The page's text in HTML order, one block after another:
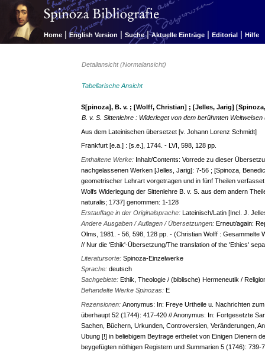
Home | English Version | Suche | Aktuelle Einträge | Editorial | Hilfe
Detailansicht (Normalansicht)
Tabellarische Ansicht
S[pinoza], B. v. ; [Wolff, Christian] ; [Jelles, Jarig]
B. v. S. Sittenlehre : Widerleget von dem berühmten
Aus dem Lateinischen übersetzet [v. Johann Lorenz Schmidt]
Frankfurt [e.a.] : [s.e.], 1744. - LVI, 598, 128 pp.
Enthaltene Werke: Inhalt/Contents: Vorrede zu dieser
nachgelassenen Werken [Jelles, Jarig]: 7-56 ; [Spinoza,
geometrischer Lehrart vorgetragen und in fünf Theilen
Wolfs Widerlegung der Sittenlehre B. v. S. aus dem andern
naturalis; 1737] genommen: 1-128
Erstauflage in der Originalsprache:Lateinisch/Latin [Incl. J.
Andere Ausgaben / Auflagen / Übersetzungen:Erneut/again:
Olms, 1981. - 56, 598, 128 pp. - (Christian Wolff : Gesammelte
// Nur die 'Ethik'-Übersetzung/The translation of the 'Ethics'
Literatursorte:Spinoza-Einzelwerke
Sprache:deutsch
Sachgebiete:Ethik, Theologie / (biblische) Hermeneutik /
Behandelte Werke Spinozas:E
Rezensionen:Anonymus: In: Freye Urtheile u. Nachrichten
überhaupt 52 (1744): 417-420 // Anonymus: In: Fortgesetzte
Sachen, Büchern, Urkunden, Controversien, Veränderungen,
Ubung [!] in beliebigem Beytrage ertheilet von Einigen Dienern
beygefügten nöthigen Registern und Summarien 5 (1746):